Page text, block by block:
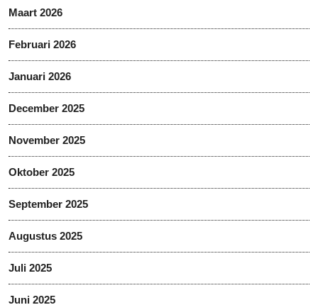
Maart 2026
Februari 2026
Januari 2026
December 2025
November 2025
Oktober 2025
September 2025
Augustus 2025
Juli 2025
Juni 2025